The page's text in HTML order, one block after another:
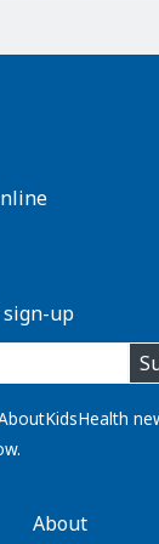
up
About